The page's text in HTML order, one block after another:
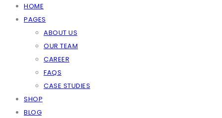
HOME
PAGES
ABOUT US
OUR TEAM
CAREER
FAQS
CASE STUDIES
SHOP
BLOG